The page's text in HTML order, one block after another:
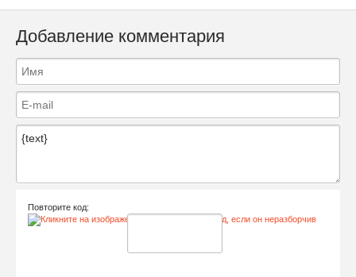
Добавление комментария
Повторите код: